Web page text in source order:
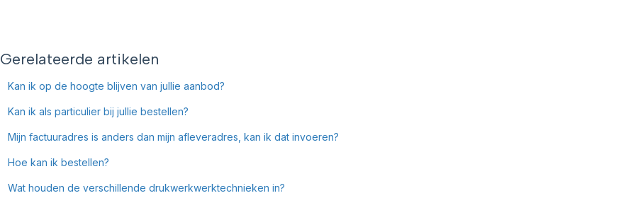
Gerelateerde artikelen
Kan ik op de hoogte blijven van jullie aanbod?
Kan ik als particulier bij jullie bestellen?
Mijn factuuradres is anders dan mijn afleveradres, kan ik dat invoeren?
Hoe kan ik bestellen?
Wat houden de verschillende drukwerkwerktechnieken in?